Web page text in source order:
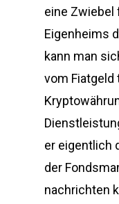
eine Zwiebel
Eigenheims
kann man
vom Fiatgeld
er eigentlich
der
nachrichten